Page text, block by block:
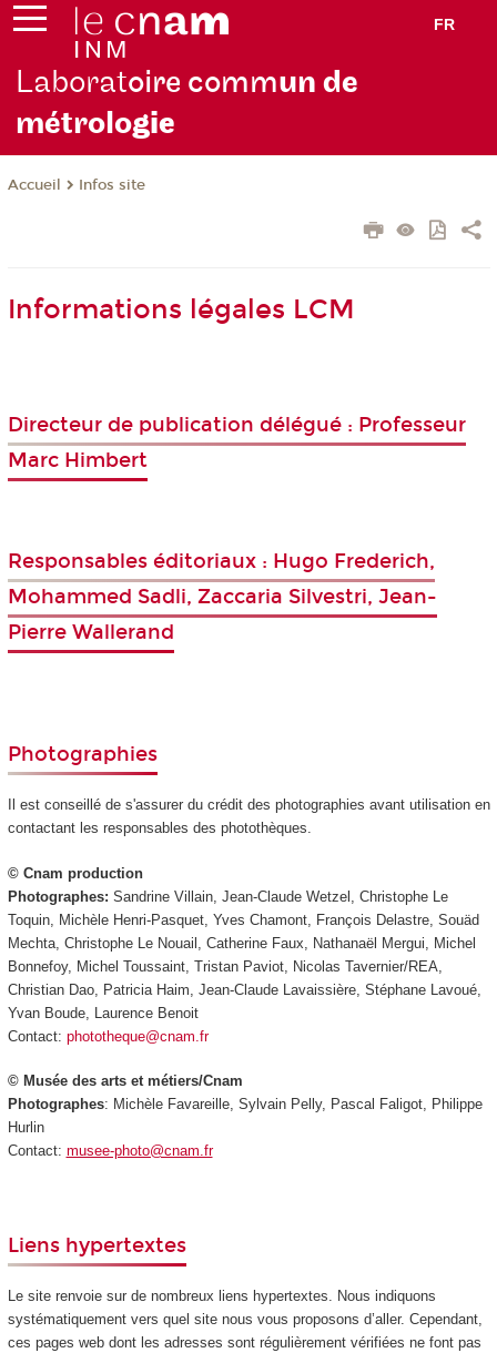
FR
Laboratoire commun de
métrologie
Accueil Infos site
Informations légales LCM
Directeur de publication délégué : Professeur
Marc Himbert
Responsables éditoriaux : Hugo Frederich,
Mohammed Sadli, Zaccaria Silvestri, Jean-
Pierre Wallerand
Photographies
Il est conseillé de s'assurer du crédit des photographies avant utilisation en
contactant les responsables des photothèques.
© Cnam production
Photographes: Sandrine Villain, Jean-Claude Wetzel, Christophe Le
Toquin, Michèle Henri-Pasquet, Yves Chamont, François Delastre, Souäd
Mechta, Christophe Le Nouail, Catherine Faux, Nathanaël Mergui, Michel
Bonnefoy, Michel Toussaint, Tristan Paviot, Nicolas Tavernier/REA,
Christian Dao, Patricia Haim, Jean-Claude Lavaissière, Stéphane Lavoué,
Yvan Boude, Laurence Benoit
Contact: phototheque@cnam.fr
© Musée des arts et métiers/Cnam
Photographes: Michèle Favareille, Sylvain Pelly, Pascal Faligot, Philippe
Hurlin
Contact: musee-photo@cnam.fr
Liens hypertextes
Le site renvoie sur de nombreux liens hypertextes. Nous indiquons
systématiquement vers quel site nous vous proposons d’aller. Cependant,
ces pages web dont les adresses sont régulièrement vérifiées ne font pas